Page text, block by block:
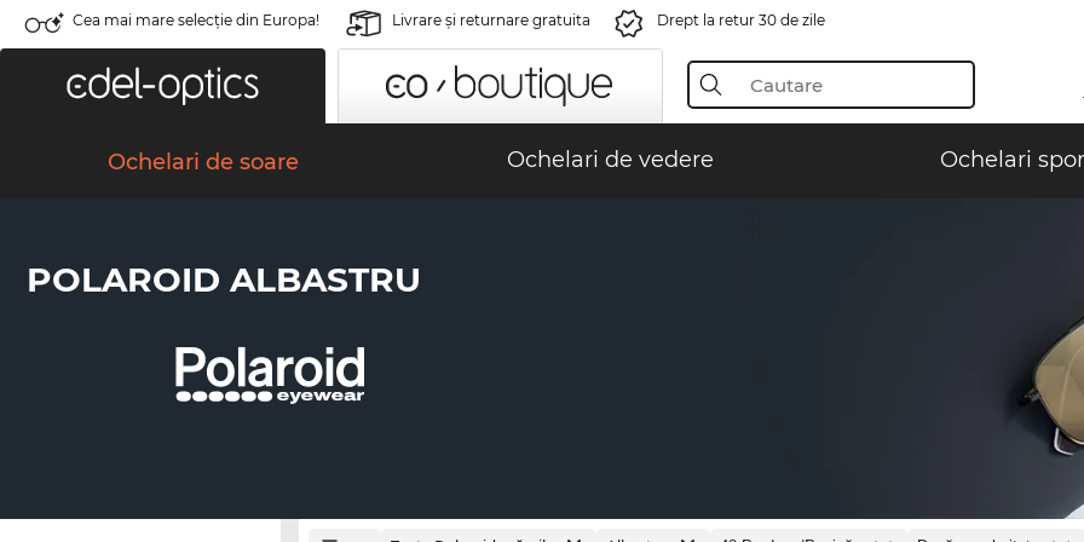
Cea mai mare selecție din Europa! Livrare şi returnare gratuita Drept la retur 30 de zile
Ochelari de soare Ochelari de vedere Ochelari
POLAROID ALBASTRU